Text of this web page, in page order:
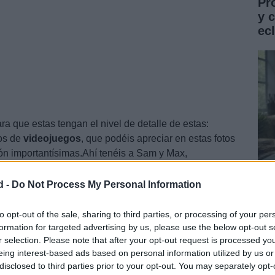
- Do Not Process My Personal Information
opt-out of the sale, sharing to third parties, or processing of your
for targeted advertising by us, please use the below opt-out
selection. Please note that after your opt-out request is processed
interest-based ads based on personal information utilized by us
to third parties prior to your opt-out. You may separately
que estas tengan el nivel de detalle de estas:
de videojuegos, que podéis apreciar en estas fotos
importantísimas.Ahí tenéis a Sam y Max,
of the Colossus o juegos como Deux Ex
y